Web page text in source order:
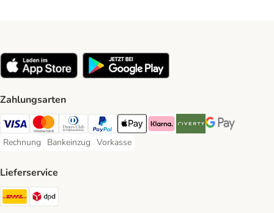
Zahlungsarten
Visa Payment Method
Mastercard Payment Method
Diners Club Payment Method
PayPal Payment Method
Apple Pay Payment Method
Klarna Payment Method
Riverty Payment Method
Google Pay
Rechnung
Rechnung Payment Method
Bankeinzug
Bankeinzug Payment Method
Vorkasse
Vorkasse Payment Method
Lieferservice
DHL Shipping Method